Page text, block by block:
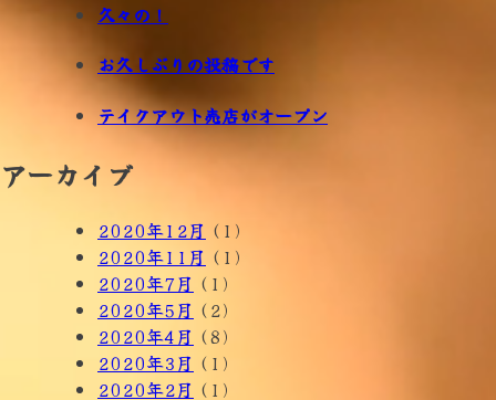
久々の！
お久しぶりの投稿です
テイクアウト売店がオープン
アーカイブ
2020年12月 (1)
2020年11月 (1)
2020年7月 (1)
2020年5月 (2)
2020年4月 (8)
2020年3月 (1)
2020年2月 (1)